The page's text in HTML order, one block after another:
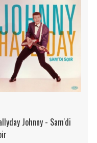
Johnny - Sam'di